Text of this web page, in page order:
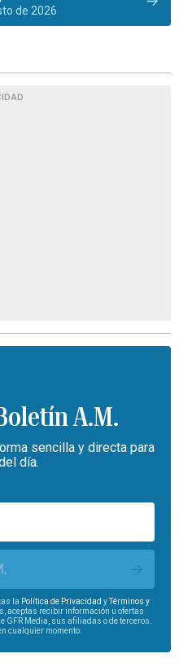
de 2026
A.M.
sencilla y directa para
día.
la Política de Privacidad yTérminos y
aceptas recibir información u ofertas
GFR Media, sus afiliadas o de terceros.
cualquier momento.